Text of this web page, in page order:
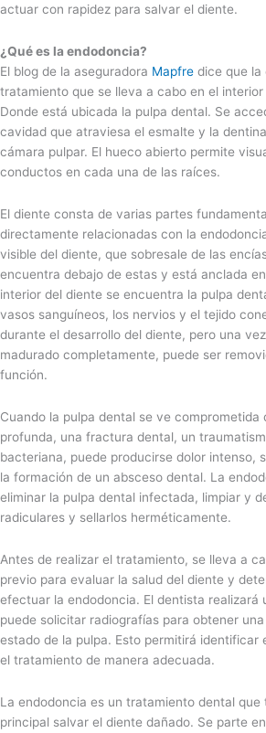
actuar con rapidez para salvar el diente.
¿Qué es la endodoncia?
El blog de la aseguradora Mapfre dice que la
tratamiento que se lleva a cabo en el
Donde está ubicada la pulpa dental. Se
cavidad que atraviesa el esmalte y la
cámara pulpar. El hueco abierto permite
conductos en cada una de las raíces.
El diente consta de varias partes
directamente relacionadas con la
visible del diente, que sobresale de las
encuentra debajo de estas y está anclada
interior del diente se encuentra la pulpa
vasos sanguíneos, los nervios y el tejido
durante el desarrollo del diente, pero una
madurado completamente, puede ser
función.
Cuando la pulpa dental se ve comprometida
profunda, una fractura dental, un
bacteriana, puede producirse dolor intenso,
la formación de un absceso dental. La
eliminar la pulpa dental infectada, limpiar y
radiculares y sellarlos herméticamente.
Antes de realizar el tratamiento, se lleva a
previo para evaluar la salud del diente y
efectuar la endodoncia. El dentista realizará
puede solicitar radiografías para obtener
estado de la pulpa. Esto permitirá identificar
el tratamiento de manera adecuada.
La endodoncia es un tratamiento dental
principal salvar el diente dañado. Se parte